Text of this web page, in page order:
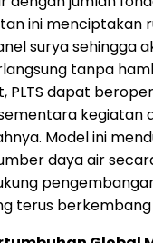
ini menciptakan
surya sehingga
tanpa
PLTS dapat
kegiatan
Model ini
daya air
terus berkembang